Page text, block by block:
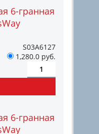
6-гранная
S03A6127
1,280.0 руб.
6-гранная